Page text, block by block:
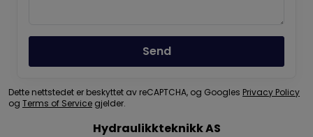
Hydraulikkteknikk AS
Send
Dette nettstedet er beskyttet av reCAPTCHA, og Googles Privacy Policy
og Terms of Service gjelder.